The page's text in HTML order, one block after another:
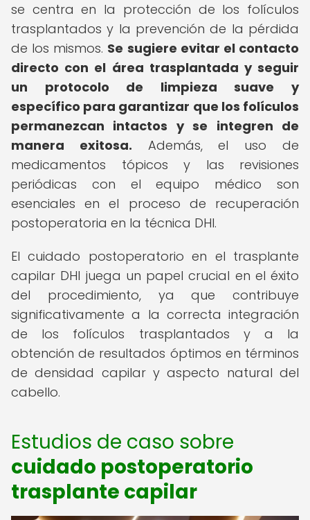
se centra en la protección de los folículos
trasplantados y la prevención de la pérdida
de los mismos. Se sugiere evitar el contacto
directo con el área trasplantada y seguir
un protocolo de limpieza suave y
específico para garantizar que los folículos
permanezcan intactos y se integren de
manera exitosa. Además, el uso de
medicamentos tópicos y las revisiones
periódicas con el equipo médico son
esenciales en el proceso de recuperación
postoperatoria en la técnica DHI.
El cuidado postoperatorio en el trasplante
capilar DHI juega un papel crucial en el éxito
del procedimiento, ya que contribuye
significativamente a la correcta integración
de los folículos trasplantados y a la
obtención de resultados óptimos en términos
de densidad capilar y aspecto natural del
cabello.
Estudios de caso sobre
cuidado postoperatorio
trasplante capilar